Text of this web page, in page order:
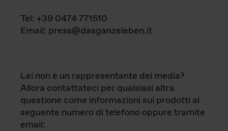
Tel: +39 0474 771510
Email: press@dasganzeleben.it
Lei non è un rappresentante dei media?
Allora contattateci per qualsiasi altra
questione come informazioni sui prodotti al
seguente numero di telefono oppure tramite
email: